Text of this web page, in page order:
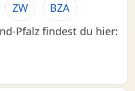
ZW
BZA
Pfalz findest du hier: